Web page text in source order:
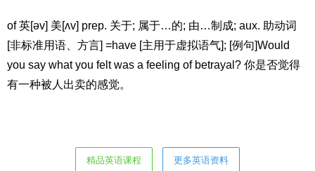
of 英[əv] 美[ʌv] prep. 关于; 属于…的; 由…制成; aux. 助动词
[非标准用语、方言] =have [主用于虚拟语气]; [例句]Would
you say what you felt was a feeling of betrayal? 你是否觉得
有一种被人出卖的感觉。
精品英语课程 更多英语资料